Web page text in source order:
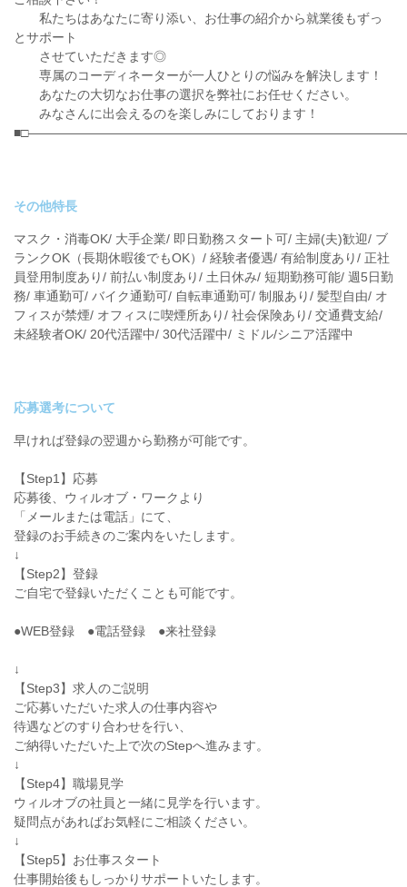
私たちはあなたに寄り添い、お仕事の紹介から就業後もずっ
とサポート
させていただきます◎
専属のコーディネーターが一人ひとりの悩みを解決します！
あなたの大切なお仕事の選択を弊社にお任せください。
みなさんに出会えるのを楽しみにしております！
その他特長
マスク・消毒OK/ 大手企業/ 即日勤務スタート可/ 主婦(夫)歓迎/ ブ
ランクOK（長期休暇後でもOK）/ 経験者優遇/ 有給制度あり/ 正社
員登用制度あり/ 前払い制度あり/ 土日休み/ 短期勤務可能/ 週5日勤
務/ 車通勤可/ バイク通勤可/ 自転車通勤可/ 制服あり/ 髪型自由/ オ
フィスが禁煙/ オフィスに喫煙所あり/ 社会保険あり/ 交通費支給/
未経験者OK/ 20代活躍中/ 30代活躍中/ ミドル/シニア活躍中
応募選考について
早ければ登録の翌週から勤務が可能です。
【Step1】応募
応募後、ウィルオブ・ワークより
「メールまたは電話」にて、
登録のお手続きのご案内をいたします。
↓
【Step2】登録
ご自宅で登録いただくことも可能です。
●WEB登録 ●電話登録 ●来社登録
↓
【Step3】求人のご説明
ご応募いただいた求人の仕事内容や
待遇などのすり合わせを行い、
ご納得いただいた上で次のStepへ進みます。
↓
【Step4】職場見学
ウィルオブの社員と一緒に見学を行います。
疑問点があればお気軽にご相談ください。
↓
【Step5】お仕事スタート
仕事開始後もしっかりサポートいたします。